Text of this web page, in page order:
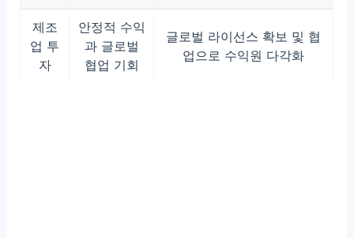
제조
업 투
자
안정적 수익
과 글로벌
협업 기회
글로벌 라이선스 확보 및 협
업으로 수익원 다각화